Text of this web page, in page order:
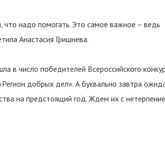
надо помогать. Это самое важное – ведь
Анастасия Гришнева.
в число победителей Всероссийского
добрых дел». А буквально завтра
на предстоящий год. Ждем их с